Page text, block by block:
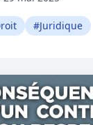
#Juridique